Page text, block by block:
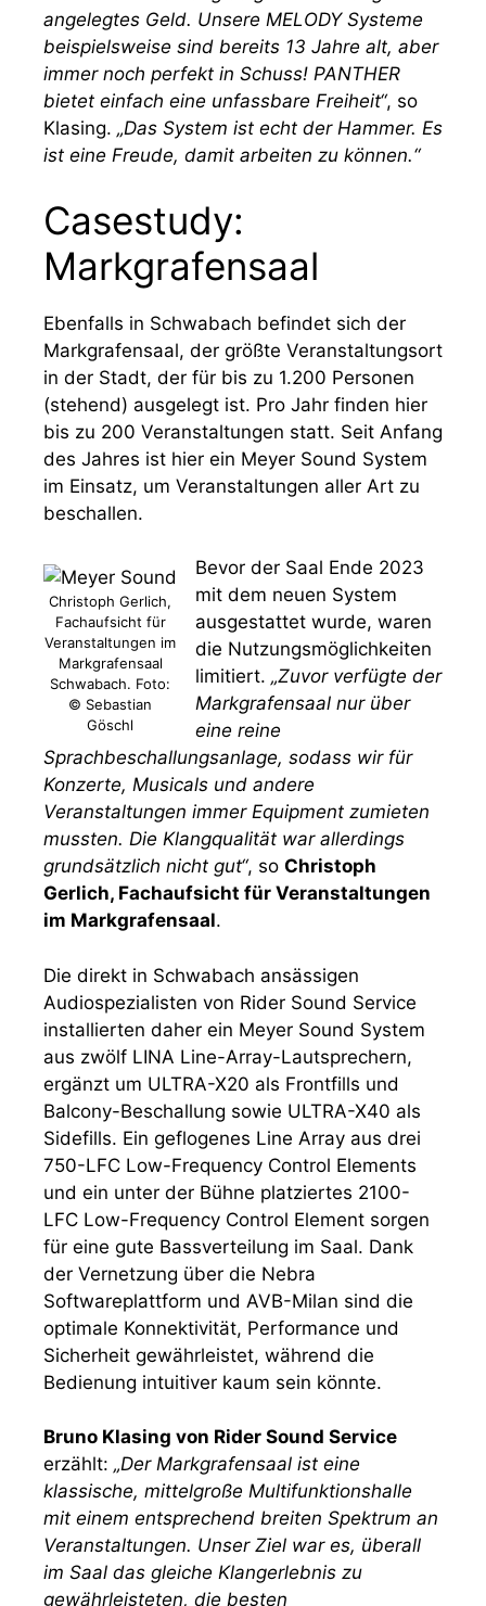
angelegtes Geld. Unsere MELODY Systeme
beispielsweise sind bereits 13 Jahre alt, aber
immer noch perfekt in Schuss! PANTHER
bietet einfach eine unfassbare Freiheit“, so
Klasing. „Das System ist echt der Hammer. Es
ist eine Freude, damit arbeiten zu können.“
Casestudy:
Markgrafensaal
Ebenfalls in Schwabach befindet sich der
Markgrafensaal, der größte Veranstaltungsort
in der Stadt, der für bis zu 1.200 Personen
(stehend) ausgelegt ist. Pro Jahr finden hier
bis zu 200 Veranstaltungen statt. Seit Anfang
des Jahres ist hier ein Meyer Sound System
im Einsatz, um Veranstaltungen aller Art zu
beschallen.
Christoph Gerlich,
Fachaufsicht für
Veranstaltungen im
Markgrafensaal
Schwabach. Foto:
© Sebastian
Göschl
Bevor der Saal Ende 2023
mit dem neuen System
ausgestattet wurde, waren
die Nutzungsmöglichkeiten
limitiert. „Zuvor verfügte der
Markgrafensaal nur über
eine reine
Sprachbeschallungsanlage, sodass wir für
Konzerte, Musicals und andere
Veranstaltungen immer Equipment zumieten
mussten. Die Klangqualität war allerdings
grundsätzlich nicht gut“, so Christoph
Gerlich, Fachaufsicht für Veranstaltungen
im Markgrafensaal.
Die direkt in Schwabach ansässigen
Audiospezialisten von Rider Sound Service
installierten daher ein Meyer Sound System
aus zwölf LINA Line-Array-Lautsprechern,
ergänzt um ULTRA-X20 als Frontfills und
Balcony-Beschallung sowie ULTRA-X40 als
Sidefills. Ein geflogenes Line Array aus drei
750-LFC Low-Frequency Control Elements
und ein unter der Bühne platziertes 2100-
LFC Low-Frequency Control Element sorgen
für eine gute Bassverteilung im Saal. Dank
der Vernetzung über die Nebra
Softwareplattform und AVB-Milan sind die
optimale Konnektivität, Performance und
Sicherheit gewährleistet, während die
Bedienung intuitiver kaum sein könnte.
Bruno Klasing von Rider Sound Service
erzählt: „Der Markgrafensaal ist eine
klassische, mittelgroße Multifunktionshalle
mit einem entsprechend breiten Spektrum an
Veranstaltungen. Unser Ziel war es, überall
im Saal das gleiche Klangerlebnis zu
gewährleisteten, die besten